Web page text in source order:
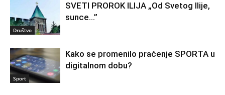
Društvo
SVETI PROROK ILIJA „Od Svetog Ilije,
sunce…”
Sport
Kako se promenilo praćenje SPORTA u
digitalnom dobu?